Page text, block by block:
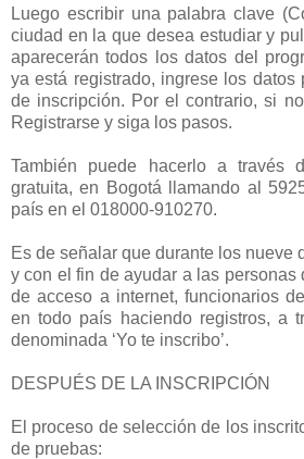
Luego escribir una palabra clave
ciudad en la que desea estudiar y
aparecerán todos los datos del
ya está registrado, ingrese los datos
de inscripción. Por el contrario, si
Registrarse y siga los pasos.
También puede hacerlo a través
gratuita, en Bogotá llamando al
país en el 018000-910270.
Es de señalar que durante los nueve
y con el fin de ayudar a las personas
de acceso a internet, funcionarios
en todo país haciendo registros, a
denominada ‘Yo te inscribo’.
DESPUÉS DE LA INSCRIPCIÓN
El proceso de selección de los
de pruebas: